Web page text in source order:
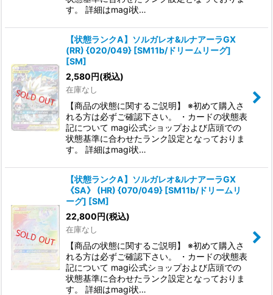
す。 詳細はmagi状…
【状態ランクA】ソルガレオ&ルナアーラGX
(RR) {020/049} [SM11b/ドリームリーグ]
[SM]
2,580円(税込)
在庫なし
【商品の状態に関するご説明】 ※初めて購入さ
れる方は必ずご確認下さい。 ・カードの状態表
記について magi公式ショップおよび店頭での
状態基準に合わせたランク設定となっておりま
す。 詳細はmagi状…
【状態ランクA】ソルガレオ&ルナアーラGX
《SA》 (HR) {070/049} [SM11b/ドリームリ
ーグ] [SM]
22,800円(税込)
在庫なし
【商品の状態に関するご説明】 ※初めて購入さ
れる方は必ずご確認下さい。 ・カードの状態表
記について magi公式ショップおよび店頭での
状態基準に合わせたランク設定となっておりま
す。 詳細はmagi状…